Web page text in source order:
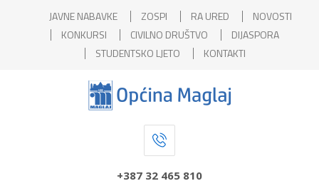
JAVNE NABAVKE ZOSPI RA URED
NOVOSTI
KONKURSI
CIVILNO DRUŠTVO
DIJASPORA
STUDENTSKO LJETO
KONTAKTI
+387 32 465 810